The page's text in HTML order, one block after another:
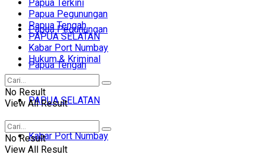
Papua Pegunungan
Papua Tengah
PAPUA SELATAN
Kabar Port Numbay
Papua Terkini
Papua Pegunungan
Papua Tengah
PAPUA SELATAN
Kabar Port Numbay
Hukum & Kriminal
No Result
View All Result
No Result
View All Result